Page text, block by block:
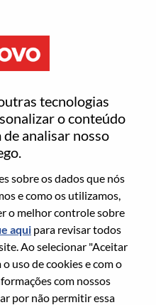
tecnologias
o conteúdo
de analisar nosso
sobre os dados que nós
e como os utilizamos,
o melhor controle sobre
aqui para revisar todos
Ao selecionar "Aceitar
uso de cookies e com o
com nossos
por não permitir essa
redefinir sua
associated with your
um link para você